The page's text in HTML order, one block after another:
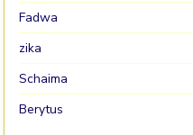
Fadwa
zika
Schaima
Berytus